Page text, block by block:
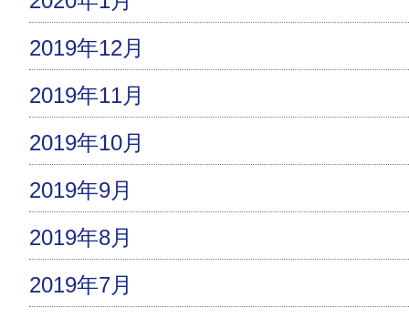
2019年12月
2019年11月
2019年10月
2019年9月
2019年8月
2019年7月